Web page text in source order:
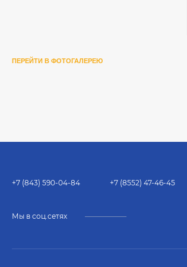
ПЕРЕЙТИ В ФОТОГАЛЕРЕЮ
+7 (843) 590-04-84 +7 (8552) 47-46-45
Мы в соц.сетях